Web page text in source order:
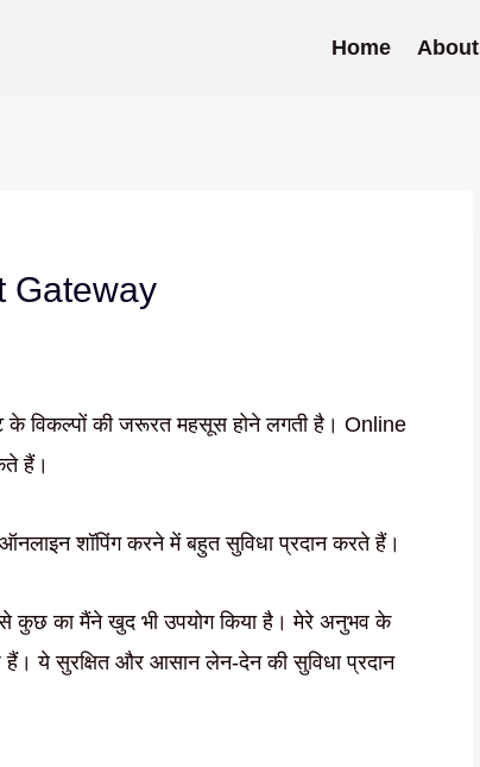
Home About
Gateway
विकल्पों की जरूरत महसूस होने लगती है। Online
हैं।
शॉपिंग करने में बहुत सुविधा प्रदान करते हैं।
कुछ का मैंने खुद भी उपयोग किया है। मेरे अनुभव के
ये सुरक्षित और आसान लेन-देन की सुविधा प्रदान